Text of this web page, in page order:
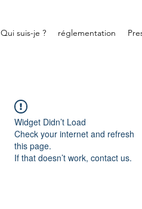
Qui suis-je ? réglementation
Widget Didn’t Load
Check your internet and refresh
this page.
If that doesn’t work, contact us.